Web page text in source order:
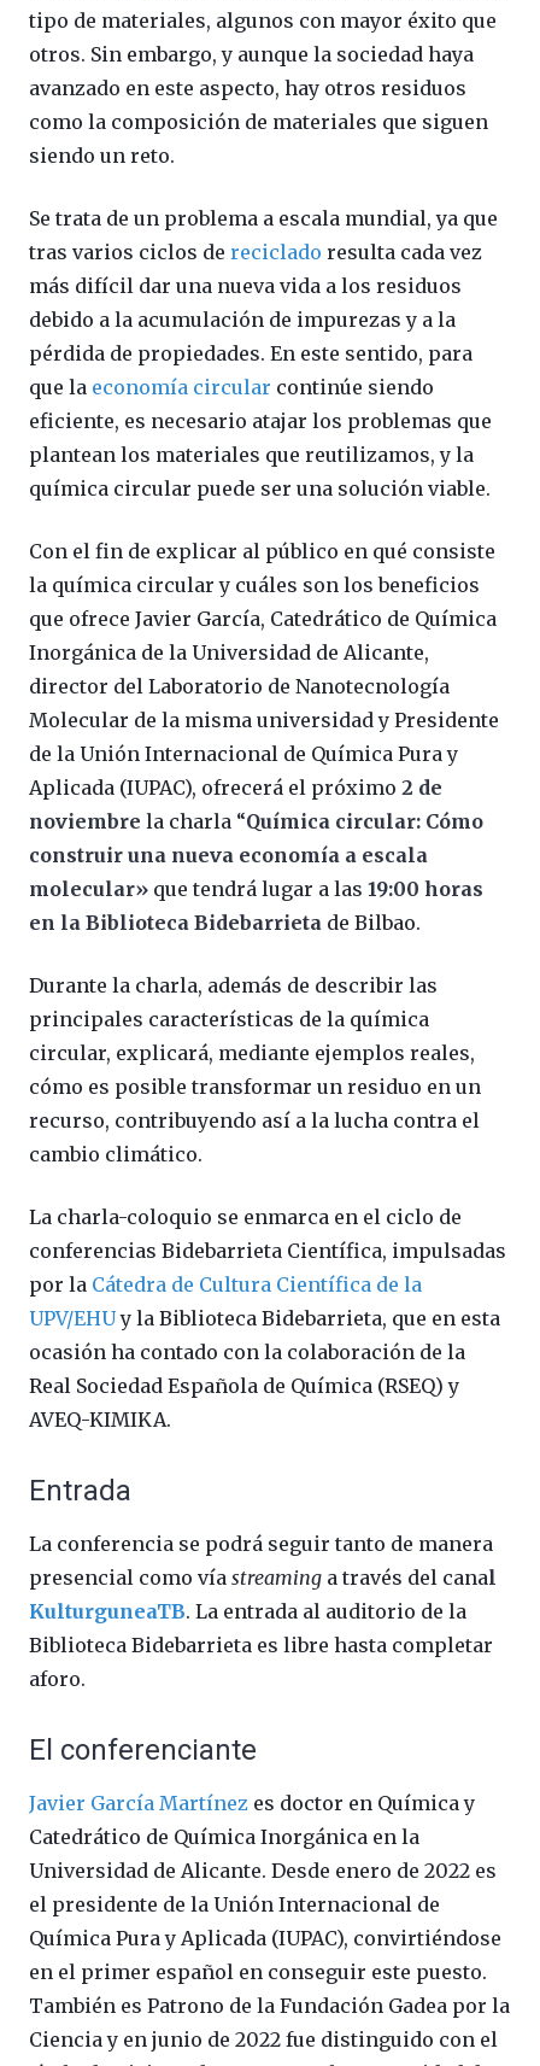
tipo de materiales, algunos con mayor éxito que
otros. Sin embargo, y aunque la sociedad haya
avanzado en este aspecto, hay otros residuos
como la composición de materiales que siguen
siendo un reto.
Se trata de un problema a escala mundial, ya que
tras varios ciclos de reciclado resulta cada vez
más difícil dar una nueva vida a los residuos
debido a la acumulación de impurezas y a la
pérdida de propiedades. En este sentido, para
que la economía circular continúe siendo
eficiente, es necesario atajar los problemas que
plantean los materiales que reutilizamos, y la
química circular puede ser una solución viable.
Con el fin de explicar al público en qué consiste
la química circular y cuáles son los beneficios
que ofrece Javier García, Catedrático de Química
Inorgánica de la Universidad de Alicante,
director del Laboratorio de Nanotecnología
Molecular de la misma universidad y Presidente
de la Unión Internacional de Química Pura y
Aplicada (IUPAC), ofrecerá el próximo 2 de
noviembre la charla “Química circular: Cómo
construir una nueva economía a escala
molecular» que tendrá lugar a las 19:00 horas
en la Biblioteca Bidebarrieta de Bilbao.
Durante la charla, además de describir las
principales características de la química
circular, explicará, mediante ejemplos reales,
cómo es posible transformar un residuo en un
recurso, contribuyendo así a la lucha contra el
cambio climático.
La charla-coloquio se enmarca en el ciclo de
conferencias Bidebarrieta Científica, impulsadas
por la Cátedra de Cultura Científica de la
UPV/EHUy la Biblioteca Bidebarrieta, que en esta
ocasión ha contado con la colaboración de la
Real Sociedad Española de Química (RSEQ) y
AVEQ-KIMIKA.
Entrada
La conferencia se podrá seguir tanto de manera
presencial como vía streaming a través del canal
KulturguneaTB. La entrada al auditorio de la
Biblioteca Bidebarrieta es libre hasta completar
aforo.
El conferenciante
Javier García Martínez es doctor en Química y
Catedrático de Química Inorgánica en la
Universidad de Alicante. Desde enero de 2022 es
el presidente de la Unión Internacional de
Química Pura y Aplicada (IUPAC), convirtiéndose
en el primer español en conseguir este puesto.
También es Patrono de la Fundación Gadea por la
Ciencia y en junio de 2022 fue distinguido con el